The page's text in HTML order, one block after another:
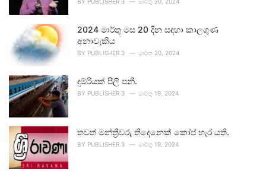
BY PUBLISHER 3 මාර්තු 20, 2024
2024 මාර්තු මස 20 දින සඳහා කාලගුණ
අනාවැකිය
BY PUBLISHER 3 මාර්තු 20, 2024
දුම්රියක් පීලි පනී.
BY PUBLISHER 3 මාර්තු 19, 2024
තවත් මන්ත්‍රීවරු තිදෙනෙක් කෝප් හැර යති.
BY PUBLISHER 3 මාර්තු 19, 2024